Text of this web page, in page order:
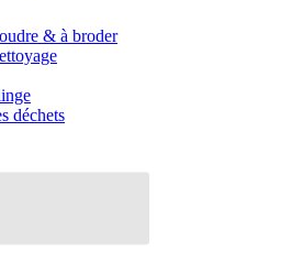
& à broder
déchets